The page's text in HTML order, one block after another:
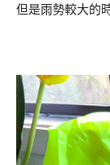
但是雨勢較大的